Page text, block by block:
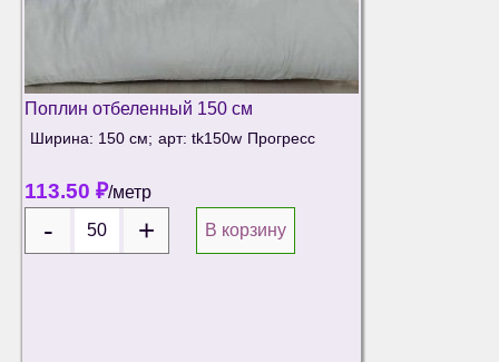
Поплин отбеленный 150 см
Ширина: 150 см; арт: tk150w Прогресс
113.50 ₽/метр
В корзину